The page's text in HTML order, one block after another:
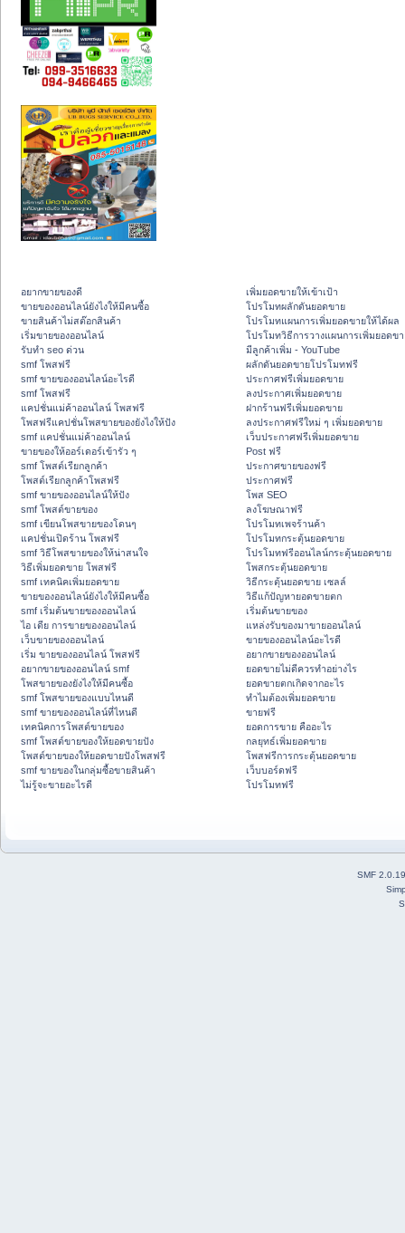
อยากขายของดี
ขายของออนไลน์ยังไงให้มีคนซื้อ
ขายสินค้าไม่สต๊อกสินค้า
เริ่มขายของออนไลน์
รับทำ seo ด่วน
smf โพสฟรี
smf ขายของออนไลน์อะไรดี
smf โพสฟรี
แคปชั่นแม่ค้าออนไลน์ โพสฟรี
โพสฟรีแคปชั่นโพสขายของยังไงให้ปัง
smf แคปชั่นแม่ค้าออนไลน์
ขายของให้ออร์เดอร์เข้ารัว ๆ
smf โพสต์เรียกลูกค้า
โพสต์เรียกลูกค้าโพสฟรี
smf ขายของออนไลน์ให้ปัง
smf โพสต์ขายของ
smf เขียนโพสขายของโดนๆ
แคปชั่นเปิดร้าน โพสฟรี
smf วิธีโพสขายของให้น่าสนใจ
วิธีเพิ่มยอดขาย โพสฟรี
smf เทคนิคเพิ่มยอดขาย
ขายของออนไลน์ยังไงให้มีคนซื้อ
smf เริ่มต้นขายของออนไลน์
ไอ เดีย การขายของออนไลน์
เว็บขายของออนไลน์
เริ่ม ขายของออนไลน์ โพสฟรี
อยากขายของออนไลน์ smf
โพสขายของยังไงให้มีคนซื้อ
smf โพสขายของแบบไหนดี
smf ขายของออนไลน์ที่ไหนดี
เทคนิคการโพสต์ขายของ
smf โพสต์ขายของให้ยอดขายปัง
โพสต์ขายของให้ยอดขายปังโพสฟรี
smf ขายของในกลุ่มซื้อขายสินค้า
ไม่รู้จะขายอะไรดี
เพิ่มยอดขายให้เข้าเป้า
โปรโมทผลักดันยอดขาย
โปรโมทแผนการเพิ่มยอดขายให้ได้ผล
โปรโมทวิธีการวางแผนการเพิ่มยอดข
มีลูกค้าเพิ่ม - YouTube
ผลักดันยอดขายโปรโมทฟรี
ประกาศฟรีเพิ่มยอดขาย
ลงประกาศเพิ่มยอดขาย
ฝากร้านฟรีเพิ่มยอดขาย
ลงประกาศฟรีใหม่ ๆ เพิ่มยอดขาย
เว็บประกาศฟรีเพิ่มยอดขาย
Post ฟรี
ประกาศขายของฟรี
ประกาศฟรี
โพส SEO
ลงโฆษณาฟรี
โปรโมทเพจร้านค้า
โปรโมทกระตุ้นยอดขาย
โปรโมทฟรีออนไลน์กระตุ้นยอดขาย
โพสกระตุ้นยอดขาย
วิธีกระตุ้นยอดขาย เซลล์
วิธีแก้ปัญหายอดขายตก
เริ่มต้นขายของ
แหล่งรับของมาขายออนไลน์
ขายของออนไลน์อะไรดี
อยากขายของออนไลน์
ยอดขายไม่ดีควรทำอย่างไร
ยอดขายตกเกิดจากอะไร
ทำไมต้องเพิ่มยอดขาย
ขายฟรี
ยอดการขาย คืออะไร
กลยุทธ์เพิ่มยอดขาย
โพสฟรีการกระตุ้นยอดขาย
เว็บบอร์ดฟรี
โปรโมทฟรี
SMF 2.0.19